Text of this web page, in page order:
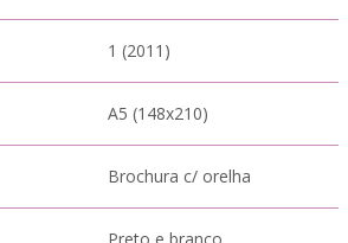
1 (2011)
A5 (148x210)
Brochura c/ orelha